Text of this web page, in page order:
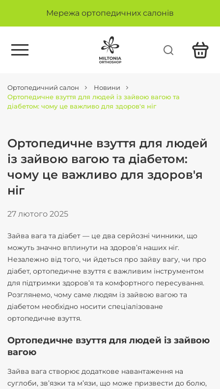
Мережа ортопедичних салонів
Ортопедичний салон
Новини
Ортопедичне взуття для людей із зайвою вагою та
діабетом: чому це важливо для здоров'я ніг
Ортопедичне взуття для людей
із зайвою вагою та діабетом:
чому це важливо для здоров'я
ніг
27 лютого 2025
Зайва вага та діабет — це два серйозні чинники, що
можуть значно вплинути на здоров’я наших ніг.
Незалежно від того, чи йдеться про зайву вагу, чи про
діабет, ортопедичне взуття є важливим інструментом
для підтримки здоров’я та комфортного пересування.
Розглянемо, чому саме людям із зайвою вагою та
діабетом необхідно носити спеціалізоване
ортопедичне взуття.
Ортопедичне взуття для людей із зайвою
вагою
Зайва вага створює додаткове навантаження на
суглоби, зв’язки та м’язи, що може призвести до болю,